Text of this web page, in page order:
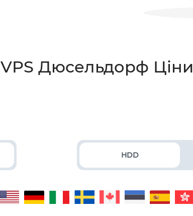
VPS Дюсельдорф Ціни
HDD